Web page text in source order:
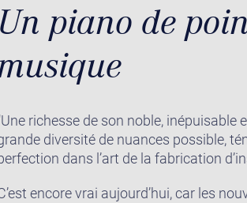
Un piano de
richesse de son noble,
diversité de nuances possible,
dans l’art de la fabrication
encore vrai aujourd’hui, car les